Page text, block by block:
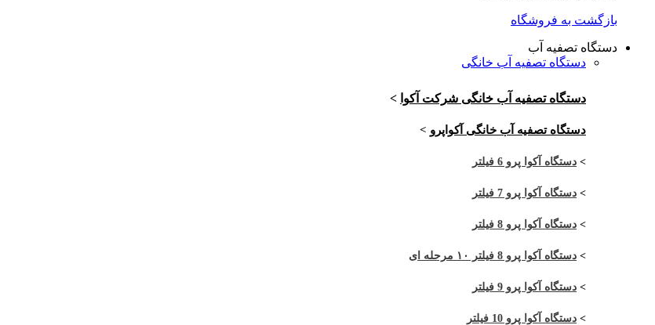
بازگشت به فروشگاه
دستگاه تصفیه آب
دستگاه تصفیه آب خانگی
دستگاه تصفیه آب خانگی شرکت آکوا >
دستگاه تصفیه آب خانگی آکواپرو >
> دستگاه آکوا پرو 6 فیلتر
> دستگاه آکوا پرو 7 فیلتر
> دستگاه آکوا پرو 8 فیلتر
> دستگاه آکوا پرو 8 فیلتر ۱۰ مرحله ای
> دستگاه آکوا پرو 9 فیلتر
> دستگاه آکوا پرو 10 فیلتر